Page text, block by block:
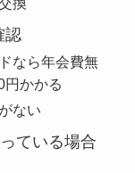
認
なら年会費無
円かかる
ない
ている場合